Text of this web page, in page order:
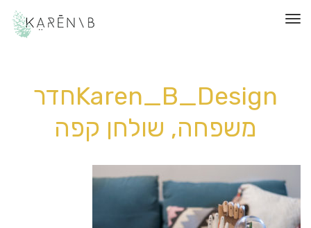
תפריט
Karen_B_Designחדר
משפחה, שולחן קפה